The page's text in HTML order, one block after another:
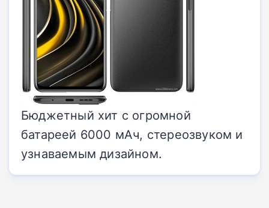
Бюджетный хит с огромной
батареей 6000 мАч, стереозвуком и
узнаваемым дизайном.